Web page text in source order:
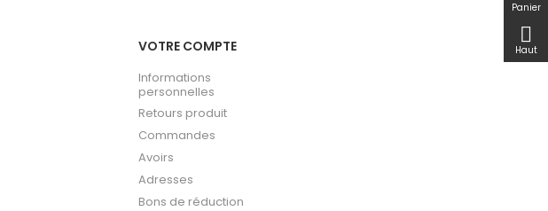
VOTRE COMPTE
Informations
personnelles
Retours produit
Commandes
Avoirs
Adresses
Bons de réduction
Panier

Haut